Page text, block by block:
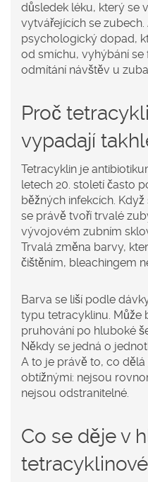
důsledek léku, který se
vytvářejících se
psychologický dopad,
od smíchu, vyhýbání
odmítání návštěv u
Proč
vypadají
Tetracyklin je
letech 20. století často
běžných infekcích.
se právě tvoří trvalé
vývojovém zubním
Trvalá změna barvy,
čištěním, bleachingem
Barva se liší podle
typu tetracyklinu. Může
pruhování po hluboké
Někdy se jedná o
A to je právě to, co dělá
obtížnými: nejsou
nejsou odstranitelné.
Co se děje v